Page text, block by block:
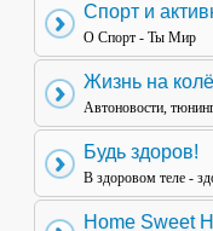
Спорт и
О Спорт - Ты Мир
Жизнь на
Автоновости,
Будь здоров!
В здоровом теле -
Home Sweet